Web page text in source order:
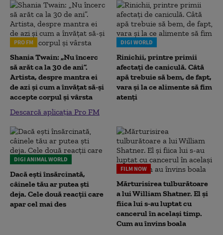
PRO FM
Shania Twain: „Nu încerc
să arăt ca la 30 de ani”.
Artista, despre mantra ei
de azi și cum a învățat să-și
accepte corpul și vârsta
Descarcă aplicația Pro FM
DIGI WORLD
Rinichii, printre primii
afectați de caniculă. Câtă
apă trebuie să bem, de fapt,
vara și la ce alimente să fim
atenți
DIGI ANIMAL WORLD
Dacă ești însărcinată,
câinele tău ar putea ști
deja. Cele două reacții care
apar cel mai des
FILM NOW
Mărturisirea tulburătoare
a lui William Shatner. El și
fiica lui s-au luptat cu
cancerul în același timp.
Cum au învins boala